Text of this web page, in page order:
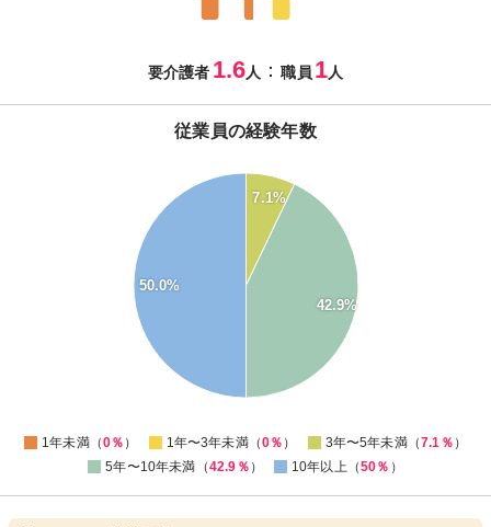
要介護者 1.6人 ：職員 1人
従業員の経験年数
7.1%
42.9%
50.0%
1年未満（0％ ） 1年〜3年未満（0％ ） 3年〜5年未満（7.1％ ）
5年〜10年未満（42.9％ ） 10年以上（50％ ）